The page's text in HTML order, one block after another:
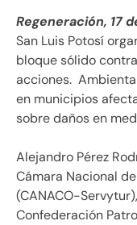
Regeneración, 17
San Luis Potosí
bloque sólido
acciones.
en municipios
sobre daños en
Alejandro Pérez
Cámara Nacional
(CANACO-
Confederación